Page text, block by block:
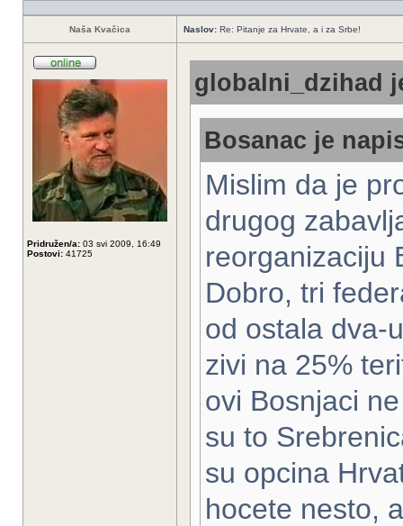
Naša Kvačica Naslov: Re: Pitanje za Hrvate, a i za Srbe!
Pridružen/a: 03 svi 2009, 16:49
Postovi: 41725
globalni_dzihad
Bosanac je
Mislim da je
drugog
reorganizaciju
Dobro, tri
od ostala dva-
zivi na 25%
ovi Bosnjaci
su to
su opcina
hocete nesto,